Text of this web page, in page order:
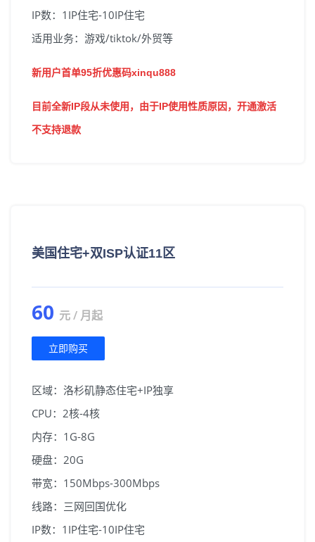
IP数：1IP住宅-10IP住宅
适用业务：游戏/tiktok/外贸等
新用户首单95折优惠码xinqu888
目前全新IP段从未使用，由于IP使用性质原因，开通激活
不支持退款
美国住宅+双ISP认证11区
60 元 / 月起
立即购买
区域：洛杉矶静态住宅+IP独享
CPU：2核-4核
内存：1G-8G
硬盘：20G
带宽：150Mbps-300Mbps
线路：三网回国优化
IP数：1IP住宅-10IP住宅